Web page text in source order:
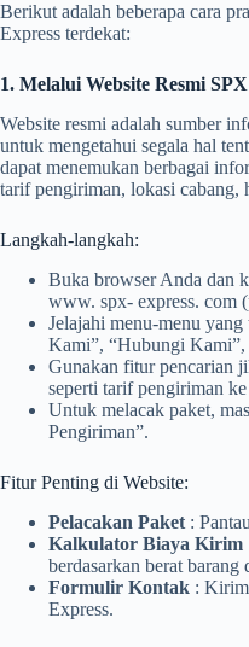
Berikut adalah beberapa cara
Express terdekat:
1. Melalui Website Resmi
Website resmi adalah sumber
untuk mengetahui segala hal
dapat menemukan berbagai
tarif pengiriman, lokasi cabang,
Langkah-langkah:
Buka browser Anda dan
www. spx- express. com
Jelajahi menu-menu yang
Kami”, “Hubungi Kami”,
Gunakan fitur pencarian
seperti tarif pengiriman
Untuk melacak paket,
Pengiriman”.
Fitur Penting di Website:
Pelacakan Paket :
Kalkulator Biaya Kirim
berdasarkan berat barang
Formulir Kontak : Kirim
Express.